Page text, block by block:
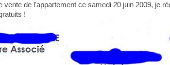
vente de l'appartement ce samedi 20 juin 2009, je
!